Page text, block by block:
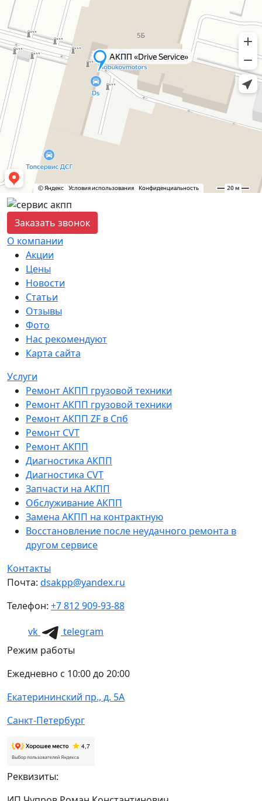
Заказать звонок
О компании
Акции
Цены
Новости
Статьи
Отзывы
Фото
Нас рекомендуют
Карта сайта
Услуги
Ремонт АКПП грузовой техники
Ремонт АКПП грузовой техники
Ремонт АКПП ZF в Спб
Ремонт CVT
Ремонт AКПП
Диагностика АКПП
Диагностика CVT
Запчасти на АКПП
Обслуживание АКПП
Замена АКПП на контрактную
Восстановление после неудачного ремонта в
другом сервисе
Контакты
Почта: dsakpp@yandex.ru
Телефон: +7 812 909-93-88
vk
telegram
Режим работы
Ежедневно с 10:00 до 20:00
Екатерининский пр., д. 5А
Санкт-Петербург
Реквизиты: